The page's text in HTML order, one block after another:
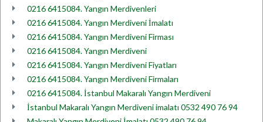
0216 6415084. Yangın Merdivenleri
0216 6415084. Yangın Merdiveni İmalatı
0216 6415084. Yangın Merdiveni Firması
0216 6415084. Yangın Merdiveni
0216 6415084. Yangın Merdiveni Fiyatları
0216 6415084. Yangın Merdiveni Firmaları
0216 6415084. İstanbul Makaralı Yangın Merdiveni
İstanbul Makaralı Yangın Merdiveni imalatı 0532 490 76 94